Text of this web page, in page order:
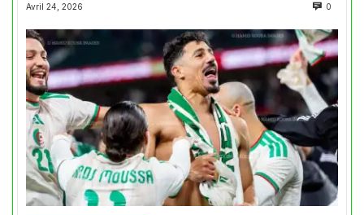
Avril 24, 2026 0